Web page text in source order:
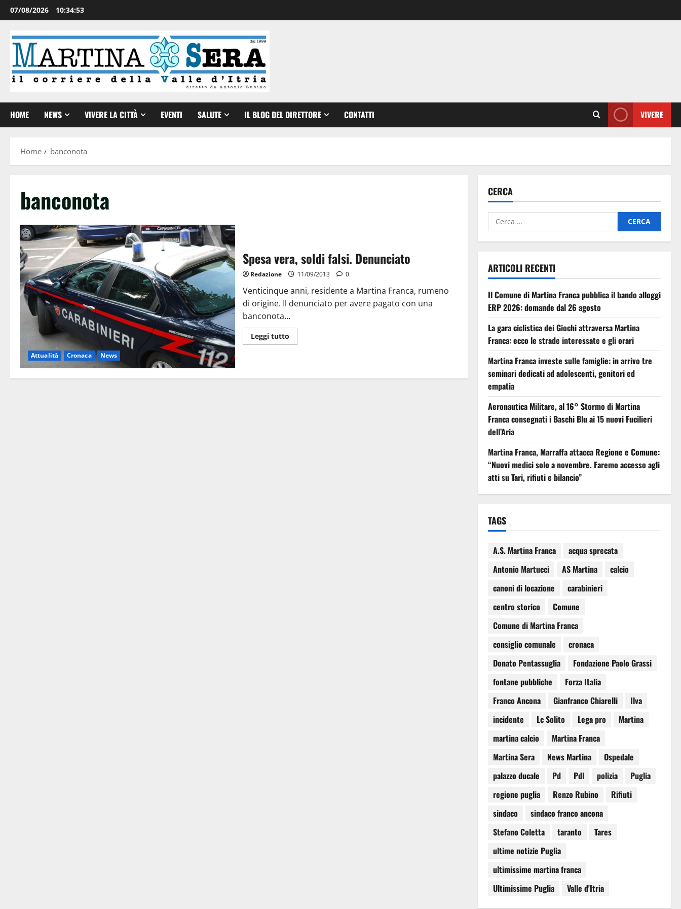
07/08/2026 10:34:53
HOME NEWS VIVERE LA CITTÀ EVENTI SALUTE IL BLOG DEL DIRETTORE CONTATTI VIVERE
Home banconota
banconota
Attualità Cronaca News
Spesa vera, soldi falsi. Denunciato
Redazione 11/09/2013 0
Venticinque anni, residente a Martina Franca, rumeno
di origine. Il denunciato per avere pagato con una
banconota...
Leggi tutto
CERCA
ARTICOLI RECENTI
Il Comune di Martina Franca pubblica il bando alloggi
ERP 2026: domande dal 26 agosto
La gara ciclistica dei Giochi attraversa Martina
Franca: ecco le strade interessate e gli orari
Martina Franca investe sulle famiglie: in arrivo tre
seminari dedicati ad adolescenti, genitori ed
empatia
Aeronautica Militare, al 16° Stormo di Martina
Franca consegnati i Baschi Blu ai 15 nuovi Fucilieri
dell’Aria
Martina Franca, Marraffa attacca Regione e Comune:
“Nuovi medici solo a novembre. Faremo accesso agli
atti su Tari, rifiuti e bilancio”
TAGS
A.S. Martina Franca
acqua sprecata
Antonio Martucci
AS Martina
calcio
canoni di locazione
carabinieri
centro storico
Comune
Comune di Martina Franca
consiglio comunale
cronaca
Donato Pentassuglia
Fondazione Paolo Grassi
fontane pubbliche
Forza Italia
Franco Ancona
Gianfranco Chiarelli
Ilva
incidente
Lc Solito Lega pro
Martina
martina calcio
Martina Franca
Martina Sera
News Martina
Ospedale
palazzo ducale
Pd Pdl polizia
Puglia
regione puglia
Renzo Rubino
Rifiuti
sindaco
sindaco franco ancona
Stefano Coletta
taranto
Tares
ultime notizie Puglia
ultimissime martina franca
Ultimissime Puglia
Valle d'Itria